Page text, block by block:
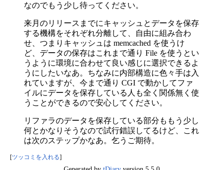
なのでもう少し待ってください。
来月のリリースまでにキャッシュとデータを保存
する機構をそれぞれ分離して、自由に組み合わ
せ、つまりキャッシュは memcached を使うけ
ど、データの保存はこれまで通り File を使うとい
うように環境に合わせて良い感じに選択できるよ
うにしたいなあ。ちなみに内部構造に色々手は入
れていますが、今まで通り CGI で動かしてファ
イルにデータを保存している人も全く関係無く使
うことができるので安心してください。
リファラのデータを保存している部分ももう少し
何とかなりそうなので試行錯誤してるけど、これ
は次のステップかなあ。乞うご期待。
[ツッコミを入れる]